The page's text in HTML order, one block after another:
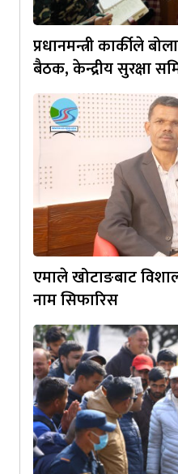
प्रधानमन्त्री कार्कीले
बैठक, केन्द्रीय सुरक्षा
एमाले खोटाङबाट
नाम सिफारिस